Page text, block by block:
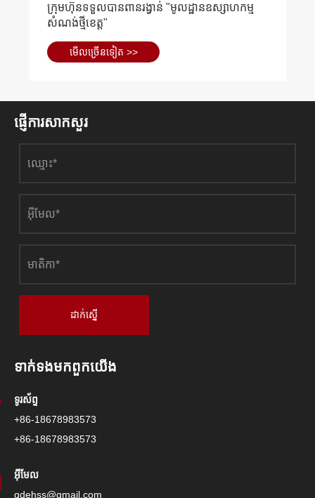
ក្រុមហ៊ុនទទួលបានពានរង្វាន់ "មូលដ្ឋានឧស្សាហកម្ម
សំណង់ថ្មីខេត្ត"
មើល​ច្រើន​ទៀត >>
ផ្ញើការសាកសួរ
ដាក់ស្នើ
ទាក់ទង​មក​ពួក​យើង
ទូរស័ព្ទ
+86-18678983573
+86-18678983573
អ៊ីមែល
qdehss@gmail.com